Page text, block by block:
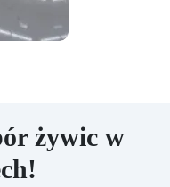
żywic w